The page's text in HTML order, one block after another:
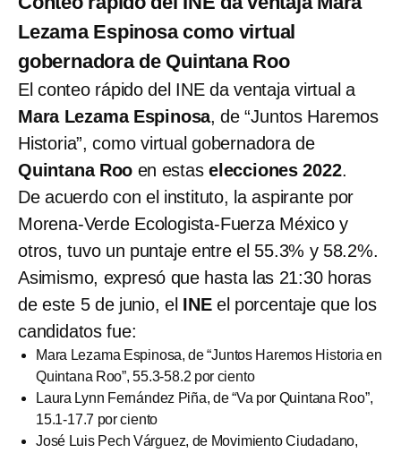
Lezama Espinosa como virtual
gobernadora de Quintana Roo
El conteo rápido del INE da ventaja virtual a
Mara Lezama Espinosa, de “Juntos Haremos
Historia”, como virtual gobernadora de
Quintana Roo en estaselecciones 2022.
De acuerdo con el instituto, la aspirante por
Morena-Verde Ecologista-Fuerza México y
otros, tuvo un puntaje entre el 55.3% y 58.2%.
Asimismo, expresó que hasta las 21:30 horas
de este 5 de junio, el INEel porcentaje que los
candidatos fue:
Mara Lezama Espinosa, de “Juntos Haremos Historia en
Quintana Roo”, 55.3-58.2 por ciento
Laura Lynn Fernández Piña, de “Va por Quintana Roo”,
15.1-17.7 por ciento
José Luis Pech Várguez, de Movimiento Ciudadano,